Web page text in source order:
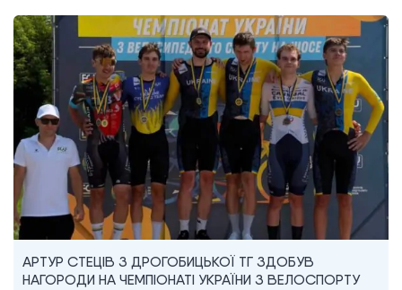
АРТУР СТЕЦІВ З ДРОГОБИЦЬКОЇ ТГ ЗДОБУВ
НАГОРОДИ НА ЧЕМПІОНАТІ УКРАЇНИ З ВЕЛОСПОРТУ